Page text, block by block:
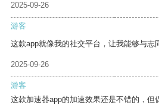
2025-09-26
游客
这款app就像我的社交平台，让我能够与志
2025-09-26
游客
这款加速器app的加速效果还是不错的，但